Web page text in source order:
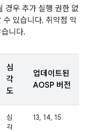
경우 추가 실행 권한 없
수 있습니다. 취약점 악
니다.
심
각
도
업데이트된
AOSP 버전
심
각
13, 14, 15